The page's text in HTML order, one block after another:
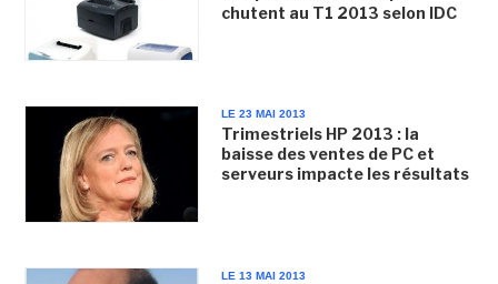
chutent au T1 2013 selon IDC
LE 23 MAI 2013
Trimestriels HP 2013 : la
baisse des ventes de PC et
serveurs impacte les résultats
LE 13 MAI 2013